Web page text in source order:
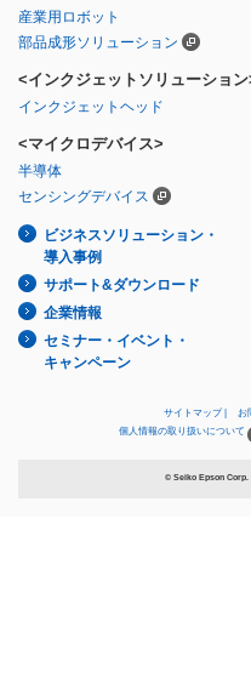
産業用ロボット
部品成形ソリューション
<インクジェットソリューション
インクジェットヘッド
<マイクロデバイス>
半導体
センシングデバイス
ビジネスソリューション・
導入事例
サポート&ダウンロード
企業情報
セミナー・イベント・
キャンペーン
サイトマップ お
個人情報の取り扱いについて
© Seiko Epson Corp.